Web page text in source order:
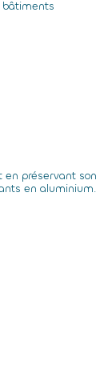
bâtiments
en préservant son
en aluminium.